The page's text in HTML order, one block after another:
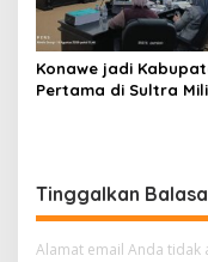
Konawe jadi
Pertama di Sultra
Tinggalkan
Alamat email Anda tidak